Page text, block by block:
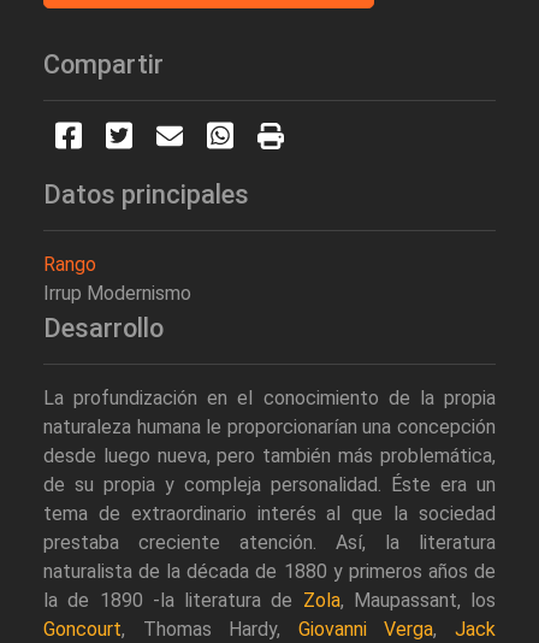
Compartir
Datos principales
Rango
Irrup Modernismo
Desarrollo
La profundización en el conocimiento de la propia
naturaleza humana le proporcionarían una concepción
desde luego nueva, pero también más problemática,
de su propia y compleja personalidad. Éste era un
tema de extraordinario interés al que la sociedad
prestaba creciente atención. Así, la literatura
naturalista de la década de 1880 y primeros años de
la de 1890 -la literatura de Zola, Maupassant, los
Goncourt, Thomas Hardy, Giovanni Verga,Jack